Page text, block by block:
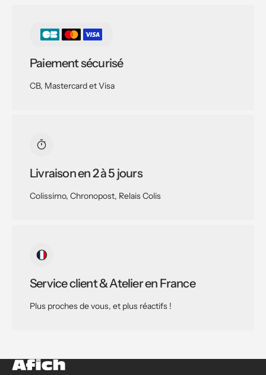
Paiement sécurisé
CB, Mastercard et Visa
Livraison en 2 à 5 jours
Colissimo, Chronopost, Relais Colis
Service client & Atelier en France
Plus proches de vous, et plus réactifs !